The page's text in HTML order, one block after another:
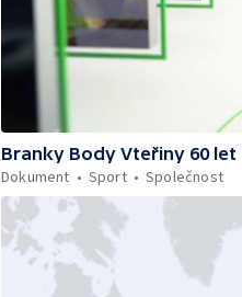
Branky Body Vteřiny 60 let
Dokument
Sport Společnost